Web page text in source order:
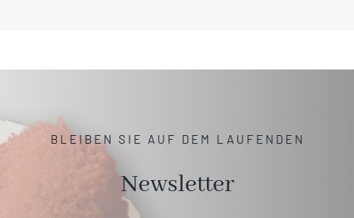
BLEIBEN SIE AUF DEM LAUFENDEN
Newsletter